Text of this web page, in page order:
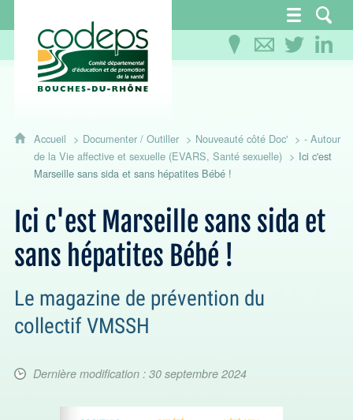
CoDEPS 13 - Comité départemental
Accueil Documenter / Outiller Nouveauté côté Doc'
- Autour
de la Vie affective et sexuelle (EVARS, Santé sexuelle)
Ici c'est
Marseille sans sida et sans hépatites Bébé !
Ici c'est Marseille sans sida et
sans hépatites Bébé !
Le magazine de prévention du
collectif VMSSH
Dernière modification : 30 septembre 2024